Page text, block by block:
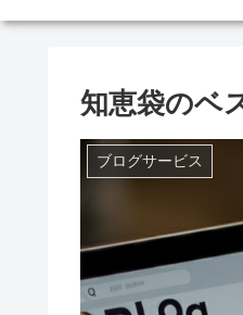
知恵袋のベ
ブログサービス